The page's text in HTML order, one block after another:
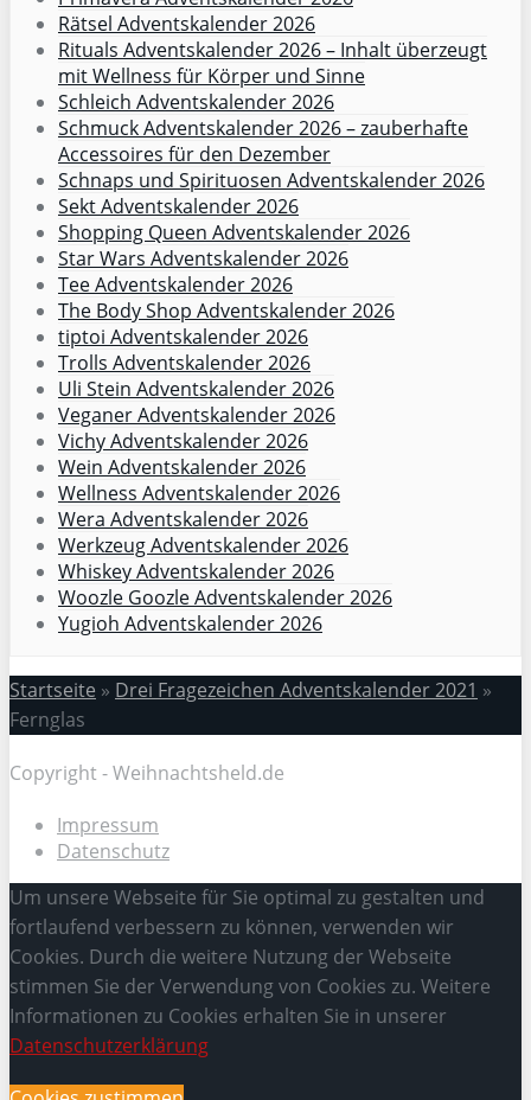
Rätsel Adventskalender 2026
Rituals Adventskalender 2026 – Inhalt überzeugt
mit Wellness für Körper und Sinne
Schleich Adventskalender 2026
Schmuck Adventskalender 2026 – zauberhafte
Accessoires für den Dezember
Schnaps und Spirituosen Adventskalender 2026
Sekt Adventskalender 2026
Shopping Queen Adventskalender 2026
Star Wars Adventskalender 2026
Tee Adventskalender 2026
The Body Shop Adventskalender 2026
tiptoi Adventskalender 2026
Trolls Adventskalender 2026
Uli Stein Adventskalender 2026
Veganer Adventskalender 2026
Vichy Adventskalender 2026
Wein Adventskalender 2026
Wellness Adventskalender 2026
Wera Adventskalender 2026
Werkzeug Adventskalender 2026
Whiskey Adventskalender 2026
Woozle Goozle Adventskalender 2026
Yugioh Adventskalender 2026
Startseite » Drei Fragezeichen Adventskalender 2021 »
Fernglas
Copyright - Weihnachtsheld.de
Impressum
Datenschutz
Um unsere Webseite für Sie optimal zu gestalten und
fortlaufend verbessern zu können, verwenden wir
Cookies. Durch die weitere Nutzung der Webseite
stimmen Sie der Verwendung von Cookies zu. Weitere
Informationen zu Cookies erhalten Sie in unserer
Datenschutzerklärung